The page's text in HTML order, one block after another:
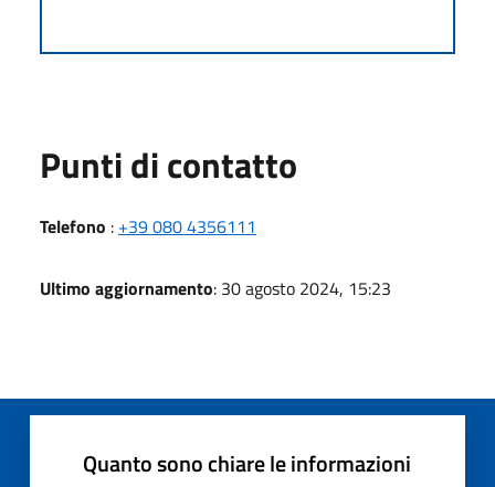
Punti di contatto
Telefono : +39 080 4356111
Ultimo aggiornamento: 30 agosto 2024, 15:23
Quanto sono chiare le informazioni